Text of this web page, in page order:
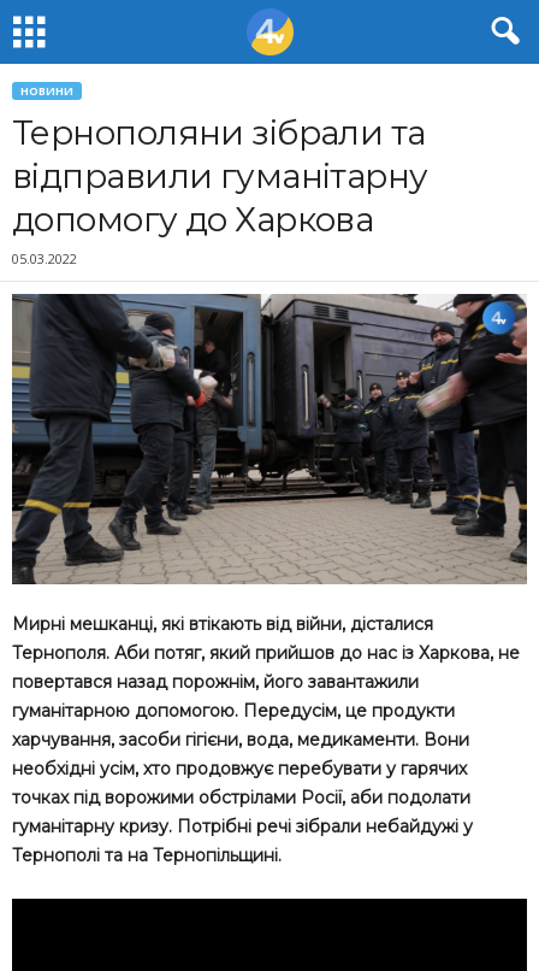
НОВИНИ
Тернополяни зібрали та
відправили гуманітарну
допомогу до Харкова
05.03.2022
Мирні мешканці, які втікають від війни, дісталися
Тернополя. Аби потяг, який прийшов до нас із Харкова, не
повертався назад порожнім, його завантажили
гуманітарною допомогою. Передусім, це продукти
харчування, засоби гігієни, вода, медикаменти. Вони
необхідні усім, хто продовжує перебувати у гарячих
точках під ворожими обстрілами Росії, аби подолати
гуманітарну кризу. Потрібні речі зібрали небайдужі у
Тернополі та на Тернопільщині.